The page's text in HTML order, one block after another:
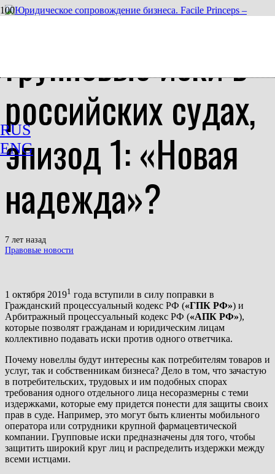
RUS
ENG
Групповые иски в
российских судах,
эпизод 1: «Новая
надежда»?
7 лет назад
Правовые новости
1 октября 20191 года вступили в силу поправки в
Гражданский процессуальный кодекс РФ («ГПК РФ») и
Арбитражный процессуальный кодекс РФ («АПК РФ»),
которые позволят гражданам и юридическим лицам
коллективно подавать иски против одного ответчика.
Почему новеллы будут интересны как потребителям товаров и
услуг, так и собственникам бизнеса? Дело в том, что зачастую
в потребительских, трудовых и им подобных спорах
требования одного отдельного лица несоразмерны с теми
издержками, которые ему придется понести для защиты своих
прав в суде. Например, это могут быть клиенты мобильного
оператора или сотрудники крупной фармацевтической
компании. Групповые иски предназначены для того, чтобы
защитить широкий круг лиц и распределить издержки между
всеми истцами.